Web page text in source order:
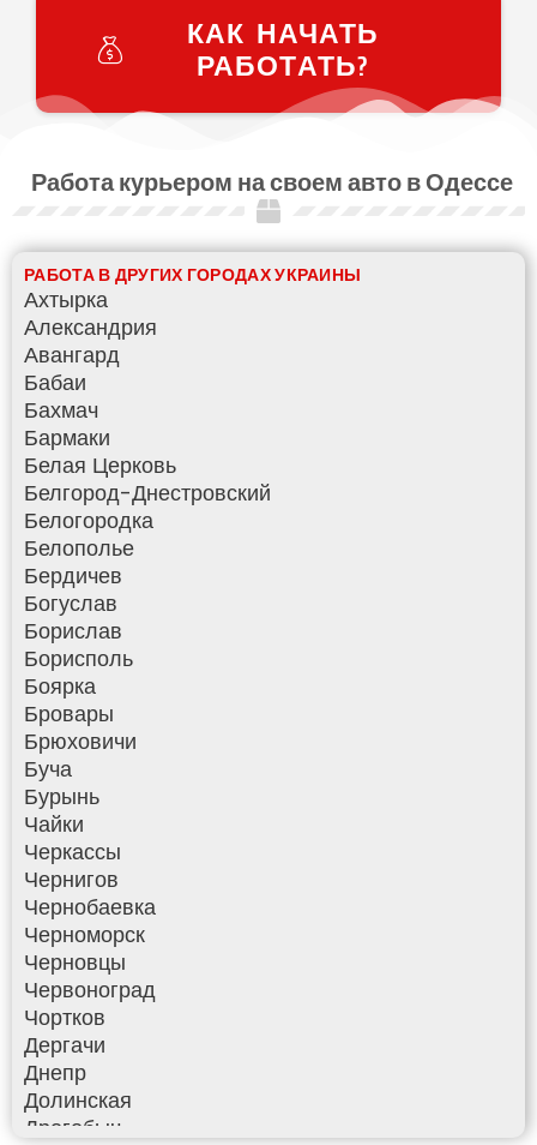
КАК НАЧАТЬ
РАБОТАТЬ?
Работа курьером на своем авто в Одессе
РАБОТА В ДРУГИХ ГОРОДАХ УКРАИНЫ
Ахтырка
Александрия
Авангард
Бабаи
Бахмач
Бармаки
Белая Церковь
Белгород-Днестровский
Белогородка
Белополье
Бердичев
Богуслав
Борислав
Борисполь
Боярка
Бровары
Брюховичи
Буча
Бурынь
Чайки
Черкассы
Чернигов
Чернобаевка
Черноморск
Черновцы
Червоноград
Чортков
Дергачи
Днепр
Долинская
Дрогобыч